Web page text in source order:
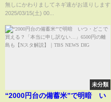
無しにかわりましてネギ速がお送りします
2025/03/15(土) 00...
未分類
“2000円台の備蓄米”で明暗 い